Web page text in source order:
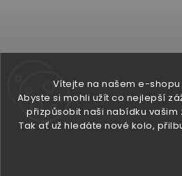
Vítejte na našem e-
Abyste si mohli užít co nejlepší
přizpůsobit naši nabídku
Tak ať už hledáte nové kolo,